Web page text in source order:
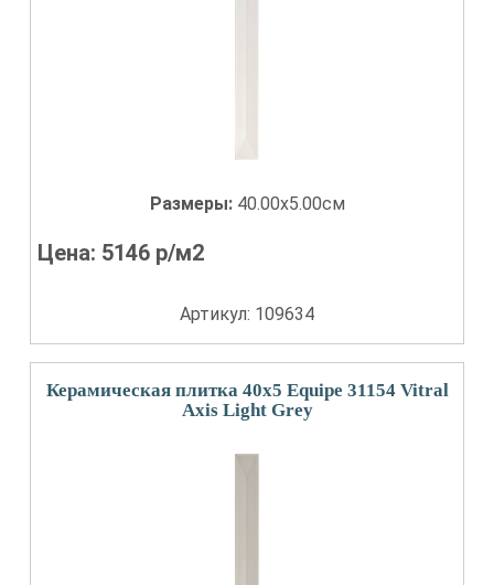
Размеры: 40.00x5.00см
Цена: 5146 р/м2
Артикул: 109634
Керамическая плитка 40x5 Equipe 31154 Vitral
Axis Light Grey